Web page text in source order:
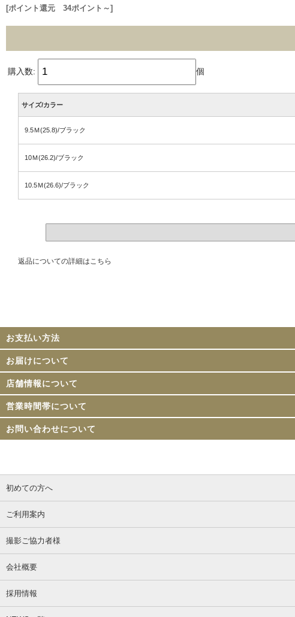
[ポイント還元 34ポイント～]
購入数: 個
サイズ/カラー
9.5Ｍ(25.8)/ブラック
10Ｍ(26.2)/ブラック
10.5Ｍ(26.6)/ブラック
返品についての詳細はこちら
お支払い方法
お届けについて
店舗情報について
営業時間帯について
お問い合わせについて
初めての方へ
ご利用案内
撮影ご協力者様
会社概要
採用情報